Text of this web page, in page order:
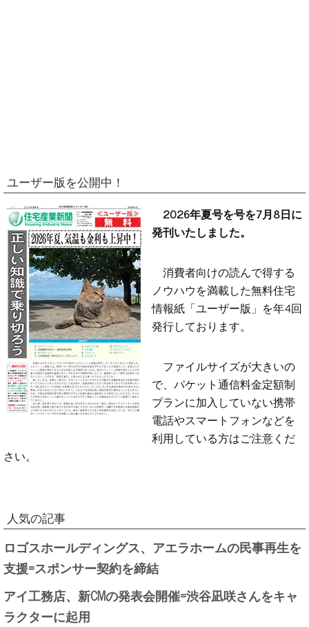
ユーザー版を公開中！
2026年夏号を号を7月8日に
発刊いたしました。
消費者向けの読んで得する
ノウハウを満載した無料住宅
情報紙「ユーザー版」を年4回
発行しております。
ファイルサイズが大きいの
で、パケット通信料金定額制
プランに加入していない携帯
電話やスマートフォンなどを
利用している方はご注意くだ
さい。
人気の記事
ロゴスホールディングス、アエラホームの民事再生を
支援=スポンサー契約を締結
アイ工務店、新CMの発表会開催=渋谷凪咲さんをキャ
ラクターに起用